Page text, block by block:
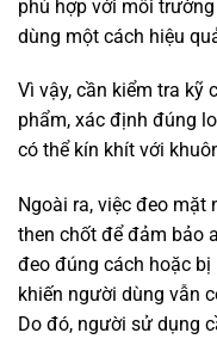
phù hợp với môi
dùng một cách hiệu
Vì vậy, cần kiểm tra kỹ
phẩm, xác định đúng
có thể kín khít với
Ngoài ra, việc đeo
then chốt để đảm bảo
đeo đúng cách hoặc
khiến người dùng vẫn
Do đó, người sử dụng